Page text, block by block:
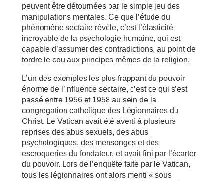
peuvent être détournées par le simple jeu des
manipulations mentales. Ce que l’étude du
phénomène sectaire révèle, c’est l’élasticité
incroyable de la psychologie humaine, qui est
capable d’assumer des contradictions, au point de
tordre le cou aux principes mêmes de la religion.
L’un des exemples les plus frappant du pouvoir
énorme de l’influence sectaire, c’est ce qui s’est
passé entre 1956 et 1958 au sein de la
congrégation catholique des Légionnaires du
Christ. Le Vatican avait été averti à plusieurs
reprises des abus sexuels, des abus
psychologiques, des mensonges et des
escroqueries du fondateur, et avait fini par l’écarter
du pouvoir. Lors de l’enquête faite par le Vatican,
tous les légionnaires ont alors menti « sous